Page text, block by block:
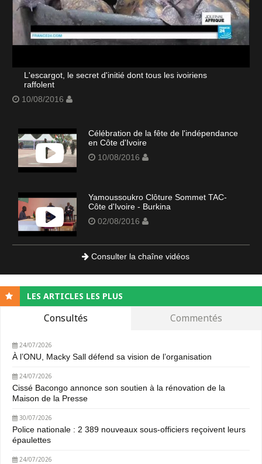
L'escargot, le secret d'initié dont tous les ivoiriens
raffolent
10/08/2016
Célébration de la fête de l'indépendance
en Côte d'Ivoire
10/08/2016
Yamoussoukro Clôture Sommet TAC-
Côte d'Ivoire - Burkina
02/08/2016
Consulter la chaîne vidéos
LES ARTICLES LES PLUS
Consultés Commentés
24/07/2026
À l’ONU, Macky Sall défend sa vision de l’organisation
24/07/2026
Cissé Bacongo annonce son soutien à la rénovation de la
Maison de la Presse
30/07/2026
Police nationale : 2 389 nouveaux sous-officiers reçoivent leurs
épaulettes
24/07/2026